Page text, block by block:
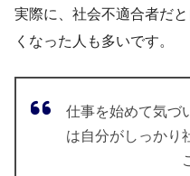
実際に、社会不適合者だ
くなった人も多いです。
仕事を始めて気づ
は自分がしっかり